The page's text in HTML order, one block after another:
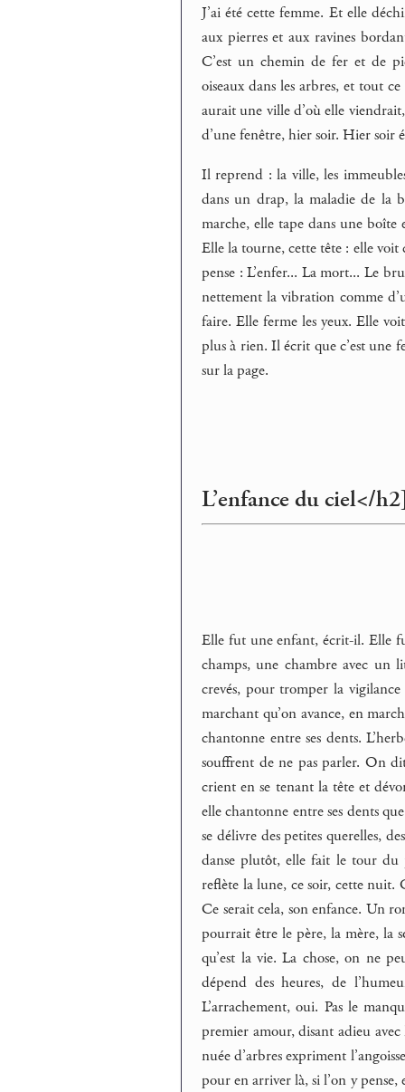
J’ai été cette femme. Et elle
aux pierres et aux ravines
C’est un chemin de fer et de
oiseaux dans les arbres, et tout
aurait une ville d’où elle
d’une fenêtre, hier soir. Hier soir
Il reprend : la ville, les
dans un drap, la maladie de la
marche, elle tape dans une
Elle la tourne, cette tête : elle
pense : L’enfer... La mort... Le
nettement la vibration comme
faire. Elle ferme les yeux. Elle
plus à rien. Il écrit que c’est une
sur la page.
L’enfance du ciel</
Elle fut une enfant, écrit-il. Elle
champs, une chambre avec un
crevés, pour tromper la
marchant qu’on avance, en
chantonne entre ses dents.
souffrent de ne pas parler. On
crient en se tenant la tête et
elle chantonne entre ses dents
se délivre des petites querelles,
danse plutôt, elle fait le tour du
reflète la lune, ce soir, cette nuit.
Ce serait cela, son enfance. Un
pourrait être le père, la mère, la
qu’est la vie. La chose, on ne
dépend des heures, de
L’arrachement, oui. Pas le
premier amour, disant adieu
nuée d’arbres expriment
pour en arriver là, si l’on y pense,